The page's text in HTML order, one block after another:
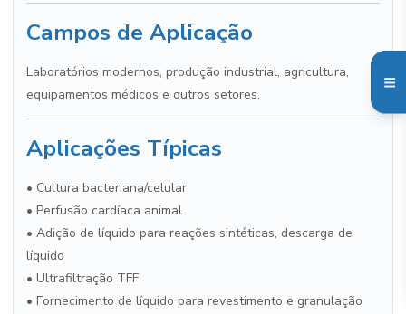
Campos de Aplicação
Laboratórios modernos, produção industrial, agricultura,
equipamentos médicos e outros setores.
Aplicações Típicas
• Cultura bacteriana/celular
• Perfusão cardíaca animal
• Adição de líquido para reações sintéticas, descarga de
líquido
• Ultrafiltração TFF
• Fornecimento de líquido para revestimento e granulação